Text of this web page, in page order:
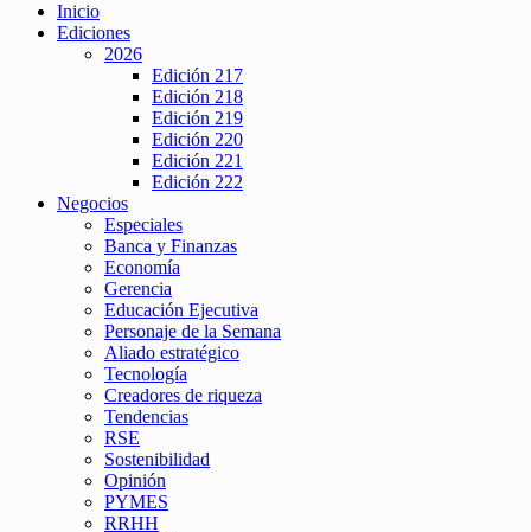
Inicio
Ediciones
2026
Edición 217
Edición 218
Edición 219
Edición 220
Edición 221
Edición 222
Negocios
Especiales
Banca y Finanzas
Economía
Gerencia
Educación Ejecutiva
Personaje de la Semana
Aliado estratégico
Tecnología
Creadores de riqueza
Tendencias
RSE
Sostenibilidad
Opinión
PYMES
RRHH